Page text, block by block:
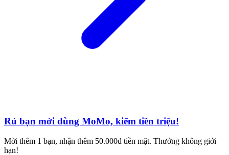
Rủ bạn mới dùng MoMo, kiếm tiền triệu!
Mời thêm 1 bạn, nhận thêm 50.000đ tiền mặt. Thưởng không giới
hạn!